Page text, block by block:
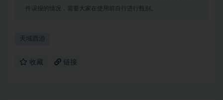
件误报的情况，需要大家在使用前自行进行甄别。
天域西游
收藏 链接